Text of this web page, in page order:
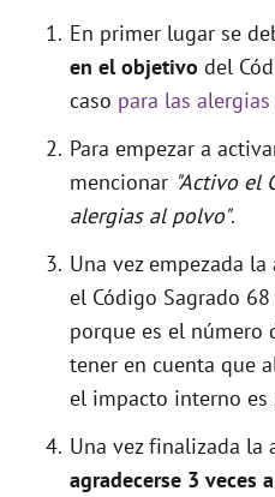
En primer lugar se
en el objetivo del
caso para las
Para empezar a
mencionar "Activo el
alergias al polvo".
Una vez empezada
el Código Sagrado
porque es el número
tener en cuenta que
el impacto interno es
Una vez finalizada la
agradecerse 3 veces